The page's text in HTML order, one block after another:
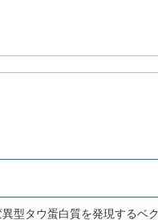
型タウ蛋白質を発現するベ